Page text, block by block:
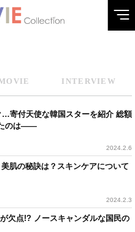
INTERVIEW
…寄付天使な韓国スターを紹介 総額
たのは——
2024.2.6
肌の秘訣は？スキンケアについて
2024.2.3
欠点!? ノースキャンダルな国民の